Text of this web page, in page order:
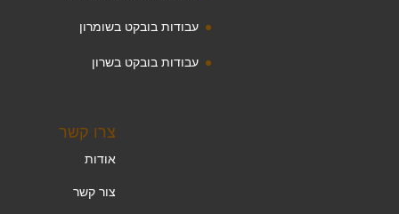
עבודות בובקט בשומרון
עבודות בובקט בשרון
צרו קשר
אודות
צור קשר